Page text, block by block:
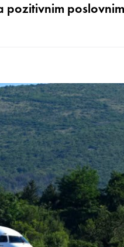
pozitivnim poslovnim